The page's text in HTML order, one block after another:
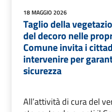
18 MAGGIO 2026
Taglio della
del decoro nelle
Comune invita i
intervenire per
sicurezza
All’attività di cura del